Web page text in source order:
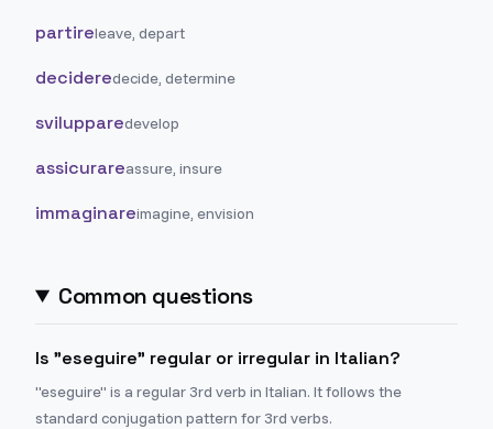
partireleave, depart
decideredecide, determine
svilupparedevelop
assicurareassure, insure
immaginareimagine, envision
Common questions
Is "eseguire" regular or irregular in Italian?
"eseguire" is a regular 3rd verb in Italian. It follows the
standard conjugation pattern for 3rd verbs.